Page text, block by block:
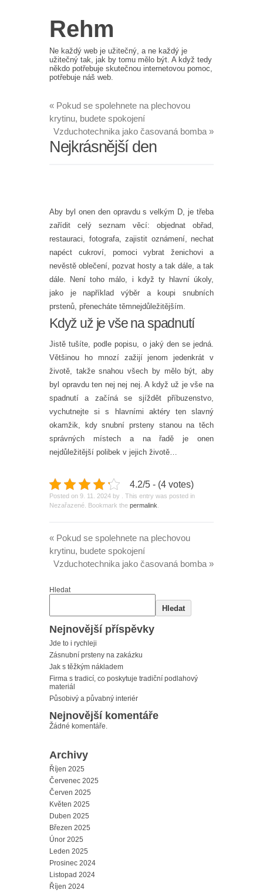
Rehm
Ne každý web je užitečný, a ne každý je
užitečný tak, jak by tomu mělo být. A když tedy
někdo potřebuje skutečnou internetovou pomoc,
potřebuje náš web.
« Pokud se spolehnete na plechovou
krytinu, budete spokojení
Vzduchotechnika jako časovaná bomba »
Nejkrásnější den
Aby byl onen den opravdu s velkým D, je třeba
zařídit celý seznam věcí: objednat obřad,
restauraci, fotografa, zajistit oznámení, nechat
napéct cukroví, pomoci vybrat ženichovi a
nevěstě oblečení, pozvat hosty a tak dále, a tak
dále. Není toho málo, i když ty hlavní úkoly,
jako je například výběr a koupi snubních
prstenů , přenecháte těmnejdůležitějším.
Když už je vše na spadnutí
Jistě tušíte, podle popisu, o jaký den se jedná.
Většinou ho mnozí zažijí jenom jedenkrát v
životě, takže snahou všech by mělo být, aby
byl opravdu ten nej nej nej. A když už je vše na
spadnutí a začíná se sjíždět příbuzenstvo,
vychutnejte si s hlavními aktéry ten slavný
okamžik, kdy snubní prsteny stanou na těch
správných místech a na řadě je onen
nejdůležitější polibek v jejich životě…
4.2/5 - (4 votes)
Posted on 9. 11. 2024 by
. This entry was posted in
Nezařazené. Bookmark the permalink
« Pokud se spolehnete na plechovou
krytinu, budete spokojení
Vzduchotechnika jako časovaná bomba »
Hledat
Hledat
Nejnovější příspěvky
Jde to i rychleji
Zásnubní prsteny na zakázku
Jak s těžkým nákladem
Firma s tradicí, co poskytuje tradiční podlahový
materiál
Působivý a půvabný interiér
Nejnovější komentáře
Žádné komentáře.
Archivy
Říjen 2025
Červenec 2025
Červen 2025
Květen 2025
Duben 2025
Březen 2025
Únor 2025
Leden 2025
Prosinec 2024
Listopad 2024
Říjen 2024